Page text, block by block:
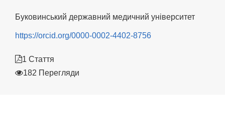
Буковинський державний медичний університет
https://orcid.org/0000-0002-4402-8756
1 Стаття
182 Перегляди